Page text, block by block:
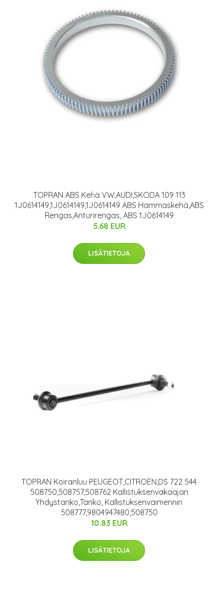
TOPRAN ABS Kehä VW,AUDI,SKODA 109 113
1J0614149,1J0614149,1J0614149 ABS Hammaskehä,ABS
Rengas,Anturirengas, ABS 1J0614149
5.68 EUR
LISÄTIETOJA
TOPRAN Koiranluu PEUGEOT,CITROËN,DS 722 544
508750,508757,508762 Kallistuksenvakaajan
Yhdystanko,Tanko, Kallistuksenvaimennin
508777,9804947480,508750
10.83 EUR
LISÄTIETOJA